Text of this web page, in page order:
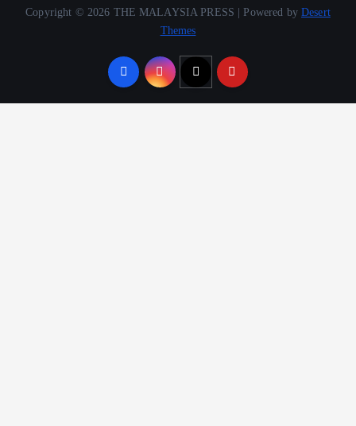
Copyright © 2026 THE MALAYSIA PRESS | Powered byDesert
Themes